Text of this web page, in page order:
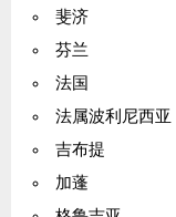
斐济
芬兰
法国
法属波利尼西亚
吉布提
加蓬